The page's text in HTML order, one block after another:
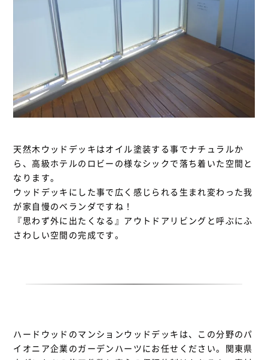
天然木ウッドデッキはオイル塗装する事でナチュラルか
ら、高級ホテルのロビーの様なシックで落ち着いた空間と
なります。
ウッドデッキにした事で広く感じられる生まれ変わった我
が家自慢のベランダですね！
『思わず外に出たくなる』アウトドアリビングと呼ぶにふ
さわしい空間の完成です。
ハードウッドのマンションウッドデッキは、この分野のパ
イオニア企業のガーデンハーツにお任せください。関東県